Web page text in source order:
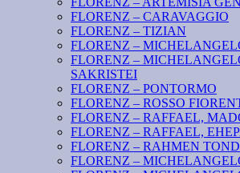
FLORENZ – CARAVAGGIO
FLORENZ – TIZIAN
FLORENZ –
FLORENZ –
SAKRISTEI
FLORENZ – PONTORMO
FLORENZ – ROSSO
FLORENZ – RAFFAEL,
FLORENZ – RAFFAEL,
FLORENZ – RAHMEN
FLORENZ –